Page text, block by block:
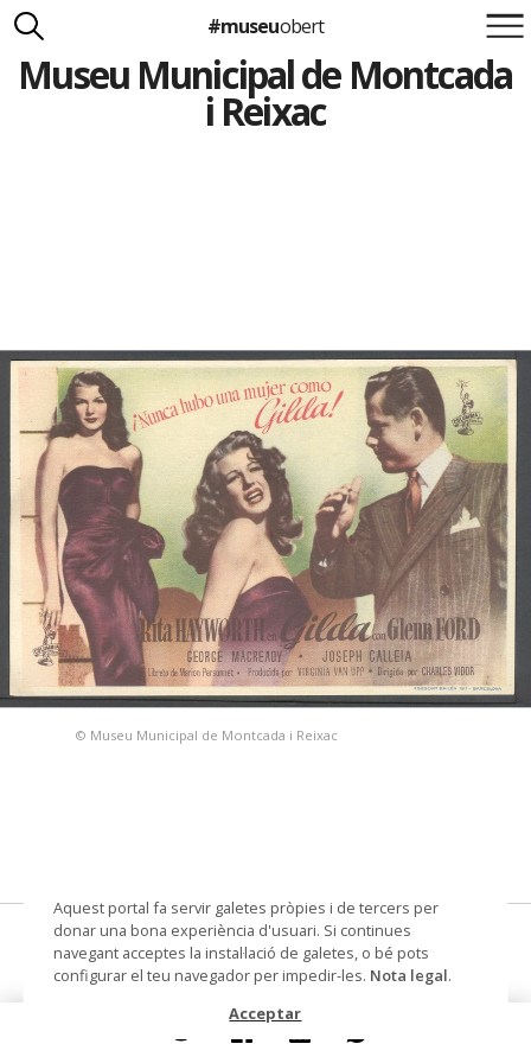
Suma't a la iniciativa
Carlota Royo
#museuobert
Museu Municipal de Montcada
i Reixac
© Museu Municipal de Montcada i Reixac
Gilda
fulletó
Aquest portal fa servir galetes pròpies i de tercers per
donar una bona experiència d'usuari. Si continues
navegant acceptes la instal·lació de galetes, o bé pots
configurar el teu navegador per impedir-les. Nota legal.
Acceptar